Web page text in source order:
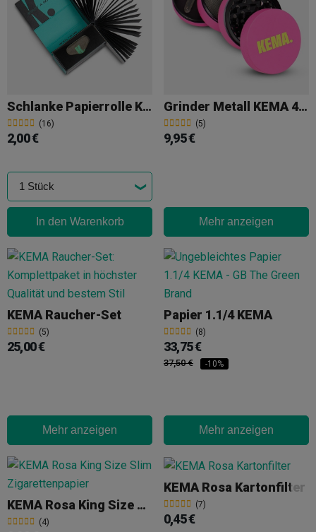
Schlanke Papierrolle KEMA 5m + Filter
(16)
2,00 €
In den Warenkorb
Grinder Metall KEMA 4 Teile 50mm
(5)
9,95 €
Mehr anzeigen
KEMA Raucher-Set
(5)
25,00 €
Mehr anzeigen
Papier 1.1/4 KEMA
(8)
33,75 €
37,50 € -10%
Mehr anzeigen
KEMA Rosa King Size Slim Zigarettenpapier
(4)
KEMA Rosa Kartonfilter
(7)
0,45 €